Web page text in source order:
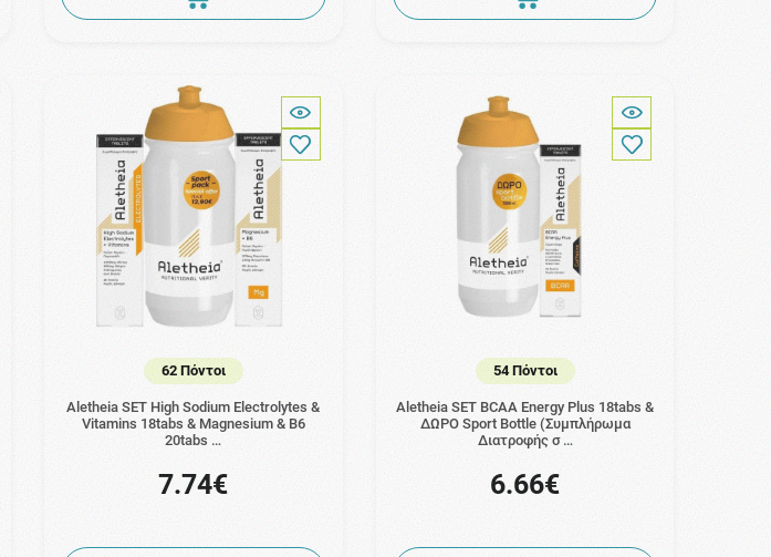
62 Πόντοι
Aletheia SET High Sodium Electrolytes &
Vitamins 18tabs & Magnesium & B6
20tabs …
7.74€
54 Πόντοι
Aletheia SET BCAA Energy Plus 18tabs &
ΔΩΡΟ Sport Bottle (Συμπλήρωμα
Διατροφής σ …
6.66€